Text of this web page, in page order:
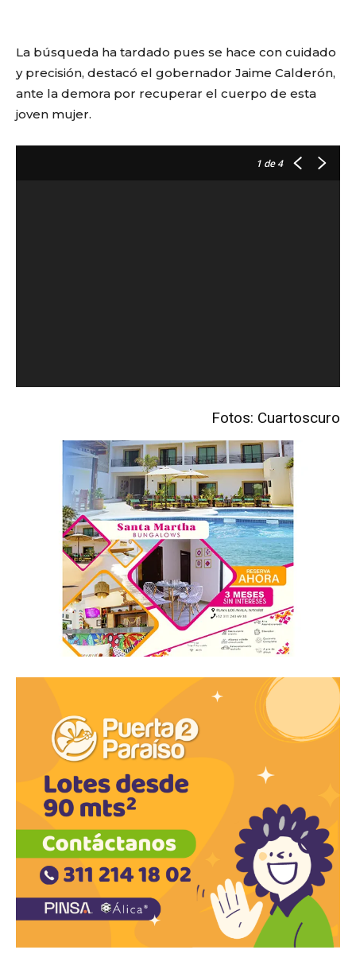
La búsqueda ha tardado pues se hace con cuidado
y precisión, destacó el gobernador Jaime Calderón,
ante la demora por recuperar el cuerpo de esta
joven mujer.
1 de 4
Fotos: Cuartoscuro